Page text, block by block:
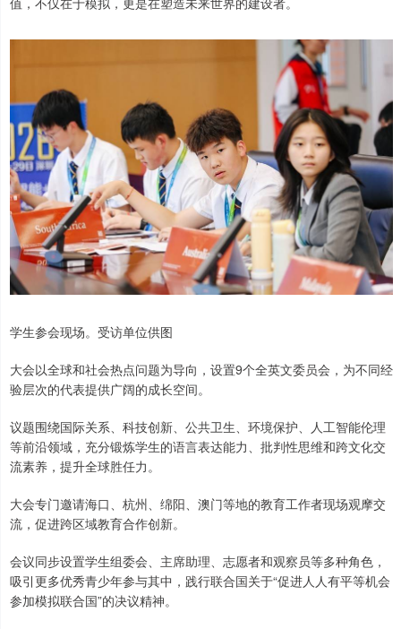
学生参会现场。受访单位供图
大会以全球和社会热点问题为导向，设置9个全英文委员会，为不同经
验层次的代表提供广阔的成长空间。
议题围绕国际关系、科技创新、公共卫生、环境保护、人工智能伦理
等前沿领域，充分锻炼学生的语言表达能力、批判性思维和跨文化交
流素养，提升全球胜任力。
大会专门邀请海口、杭州、绵阳、澳门等地的教育工作者现场观摩交
流，促进跨区域教育合作创新。
会议同步设置学生组委会、主席助理、志愿者和观察员等多种角色，
吸引更多优秀青少年参与其中，践行联合国关于“促进人人有平等机会
参加模拟联合国”的决议精神。